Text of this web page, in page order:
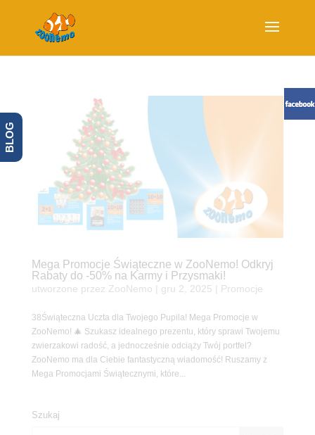
Mega Promocje Świąteczne w ZooNemo! Odkryj
Rabaty do -50% na Karmy i Przysmaki!
utworzone przez ZooNemo gru 2, 2025 Promocje
38Świąteczna Uczta dla Twojego Pupila! Mega Promocje w
ZooNemo! 🎄 Szukasz idealnego prezentu, który sprawi Twojemu
zwierzakowi radość, a jednocześnie odciąży Twój portfel?
ZooNemo ma dla Ciebie fantastyczną wiadomość! Ruszamy z
Mega Promocjami Świątecznymi, które...
Szukaj
BLOG